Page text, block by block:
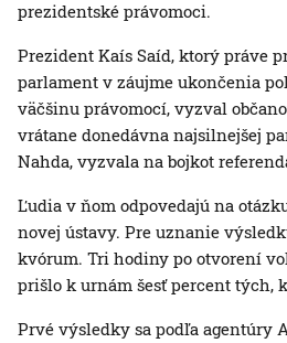
prezidentské právomoci.
Prezident Kaís Saíd, ktorý práve
parlament v záujme ukončenia
väčšinu právomocí, vyzval
vrátane donedávna najsilnejšej
Nahda, vyzvala na bojkot
Ľudia v ňom odpovedajú na
novej ústavy. Pre uznanie
kvórum. Tri hodiny po otvorení
prišlo k urnám šesť percent tých,
Prvé výsledky sa podľa agentúry